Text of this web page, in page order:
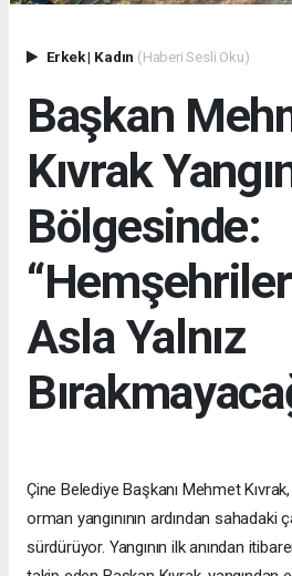
Erkek| Kadın (Haberi Sesli Oku)
Başkan
Kıvrak
Bölgesinde:
Asla Yalnız
Çine Belediye Başkanı Mehmet
orman yangınının ardından sahadaki
sürdürüyor. Yangının ilk anından